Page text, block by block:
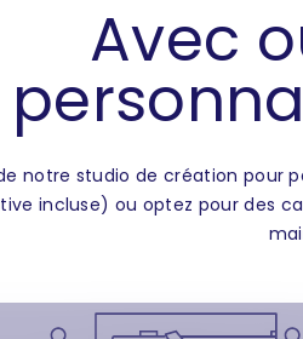
Avec
notre studio de création pour
incluse) ou optez pour des